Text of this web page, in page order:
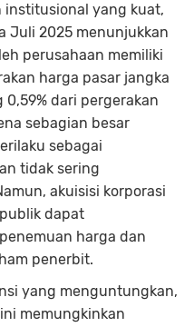
institusional yang kuat,
Juli 2025 menunjukkan
perusahaan memiliki
harga pasar jangka
dari pergerakan
sebagian besar
sebagai
tidak sering
akuisisi korporasi
dapat
harga dan
penerbit.
yang menguntungkan,
memungkinkan